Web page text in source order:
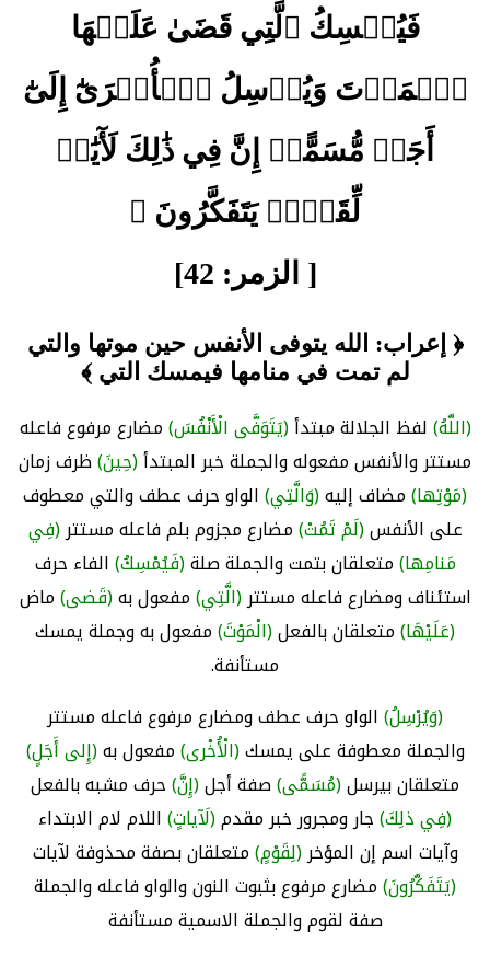
فَيُمۡسِكُ ٱلَّتِي قَضَىٰ عَلَيۡهَا
ٱلۡمَوۡتَ وَيُرۡسِلُ ٱلۡأُخۡرَىٰٓ إِلَىٰٓ
أَجَلٖ مُّسَمًّىۚ إِنَّ فِي ذَٰلِكَ لَأٓيَٰتٖ
لِّقَوۡمٖ يَتَفَكَّرُونَ ﴾
[ الزمر: 42]
﴿ إعراب: الله يتوفى الأنفس حين موتها والتي
لم تمت في منامها فيمسك التي ﴾
(اللَّهُ)لفظ الجلالة مبتدأ(يَتَوَفَّى الْأَنْفُسَ)مضارع مرفوع فاعله
مستتر والأنفس مفعوله والجملة خبر المبتدأ(حِينَ)ظرف زمان
(مَوْتِها)مضاف إليه(وَالَّتِي)الواو حرف عطف والتي معطوف
على الأنفس(لَمْ تَمُتْ)مضارع مجزوم بلم فاعله مستتر(فِي
مَنامِها)متعلقان بتمت والجملة صلة(فَيُمْسِكُ)الفاء حرف
استئناف ومضارع فاعله مستتر(الَّتِي)مفعول به(قَضى)ماض
(عَلَيْهَا)متعلقان بالفعل(الْمَوْتَ)مفعول به وجملة يمسك
مستأنفة.
(وَيُرْسِلُ)الواو حرف عطف ومضارع مرفوع فاعله مستتر
والجملة معطوفة على يمسك(الْأُخْرى)مفعول به(إِلى أَجَلٍ)
متعلقان بيرسل(مُسَمًّى)صفة أجل(إِنَّ)حرف مشبه بالفعل
(فِي ذلِكَ)جار ومجرور خبر مقدم(لَآياتٍ)اللام لام الابتداء
وآيات اسم إن المؤخر(لِقَوْمٍ)متعلقان بصفة محذوفة لآيات
(يَتَفَكَّرُونَ)مضارع مرفوع بثبوت النون والواو فاعله والجملة
صفة لقوم والجملة الاسمية مستأنفة